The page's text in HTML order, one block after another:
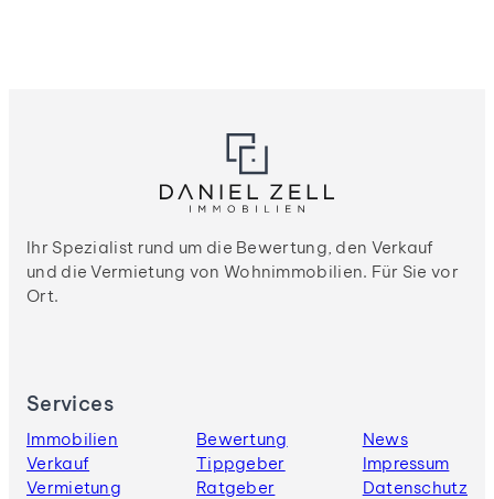
Ihr Spezialist rund um die Bewertung, den Verkauf
und die Vermietung von Wohnimmobilien. Für Sie vor
Ort.
Services
Immobilien
Verkauf
Vermietung
Bewertung
Tippgeber
Ratgeber
News
Impressum
Datenschutz